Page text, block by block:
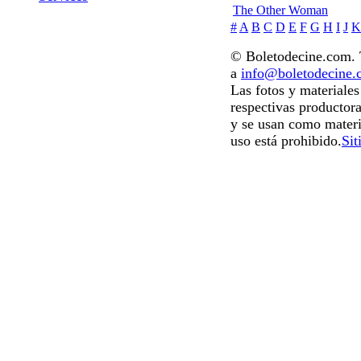
The Other Woman
# A B C D E F G H I J K
© Boletodecine.com.
a
Las fotos y
respectivas
y se usan como
uso está prohibido.